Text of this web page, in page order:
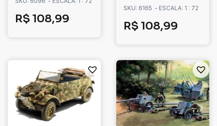
R$ 108,99
SKU: 6165 - ESCALA: 1 : 72
R$ 108,99